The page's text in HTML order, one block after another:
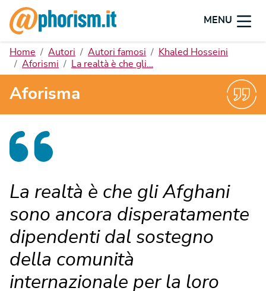
MENU
Home Autori Autori famosi
Khaled Hosseini
Aforismi
La realtà è che gli…
Aforisma
La realtà è che gli Afghani
sono ancora disperatamente
dipendenti dal sostegno
della comunità
internazionale per la loro